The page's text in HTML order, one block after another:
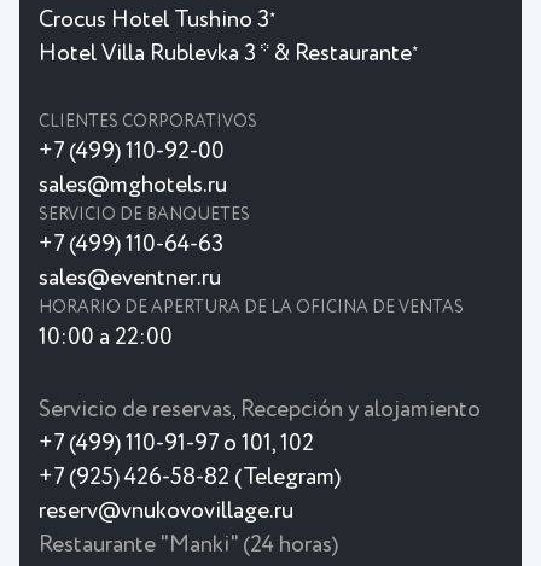
Crocus Hotel Tushino 3★
Hotel Villa Rublevka 3 * & Restaurante★
CLIENTES CORPORATIVOS
+7 (499) 110-92-00
sales@mghotels.ru
SERVICIO DE BANQUETES
+7 (499) 110-64-63
sales@eventner.ru
HORARIO DE APERTURA DE LA OFICINA DE VENTAS
10:00 a 22:00
Servicio de reservas, Recepción y alojamiento
+7 (499) 110-91-97 o 101, 102
+7 (925) 426-58-82 (Telegram)
reserv@vnukovovillage.ru
Restaurante "Manki" (24 horas)